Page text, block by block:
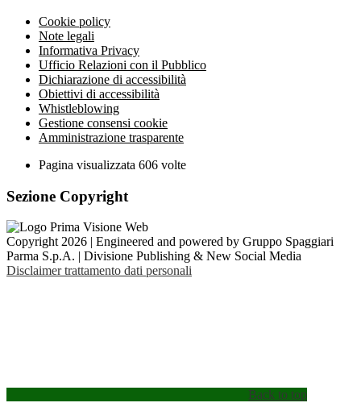
Cookie policy
Note legali
Informativa Privacy
Ufficio Relazioni con il Pubblico
Dichiarazione di accessibilità
Obiettivi di accessibilità
Whistleblowing
Gestione consensi cookie
Amministrazione trasparente
Pagina visualizzata 606 volte
Sezione Copyright
Copyright 2026 | Engineered and powered by Gruppo Spaggiari
Parma S.p.A. | Divisione Publishing & New Social Media
Disclaimer trattamento dati personali
Back to top